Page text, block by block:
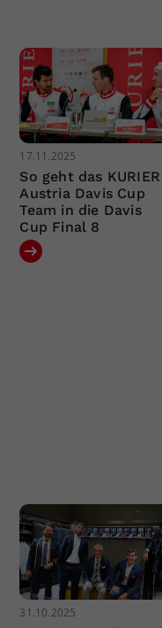
17.11.2025
So geht das KURIER
Austria Davis Cup
Team in die Davis
Cup Final 8
31.10.2025